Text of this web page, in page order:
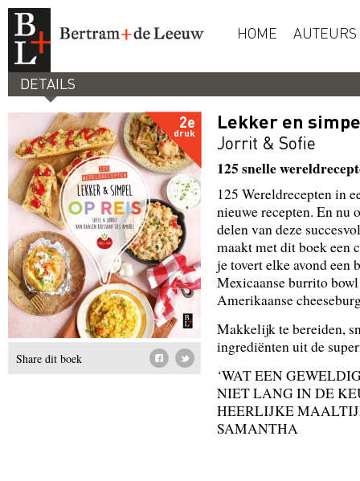
HOME AUTEURS
DETAILS
2e
druk
Share dit boek
Lekker en
Jorrit & Sofie
125 snelle
125 Wereldreceptenin
nieuwe recepten. En nu
delen van deze
maakt met dit boek een
je tovert elke avond een
Mexicaanse burrito bowl
Amerikaanse
Makkelijk te bereiden,
ingrediënten uit de
‘WAT EEN
NIET LANG IN DE
HEERLIJKE
SAMANTHA